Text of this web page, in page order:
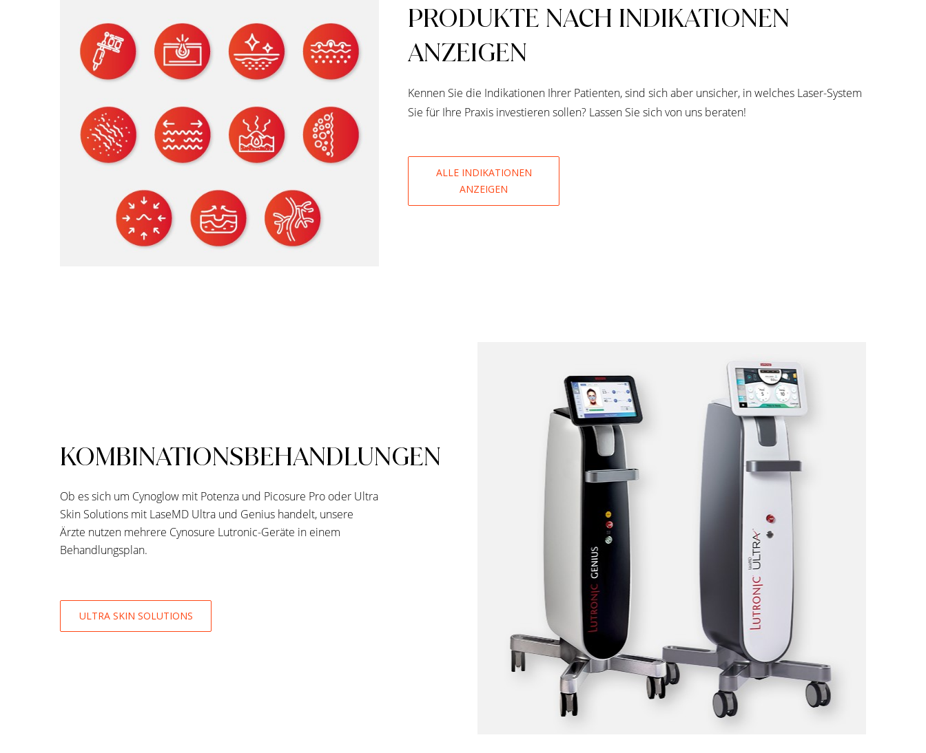
PRODUKTE NACH INDIKATIONEN
ANZEIGEN
Kennen Sie die Indikationen Ihrer Patienten, sind sich aber unsicher, in welches Laser-System
Sie für Ihre Praxis investieren sollen? Lassen Sie sich von uns beraten!
ALLE INDIKATIONEN
ANZEIGEN
KOMBINATIONSBEHANDLUNGEN
Ob es sich um Cynoglow mit Potenza und Picosure Pro oder Ultra
Skin Solutions mit LaseMD Ultra und Genius handelt, unsere
Ärzte nutzen mehrere Cynosure Lutronic-Geräte in einem
Behandlungsplan.
ULTRA SKIN SOLUTIONS